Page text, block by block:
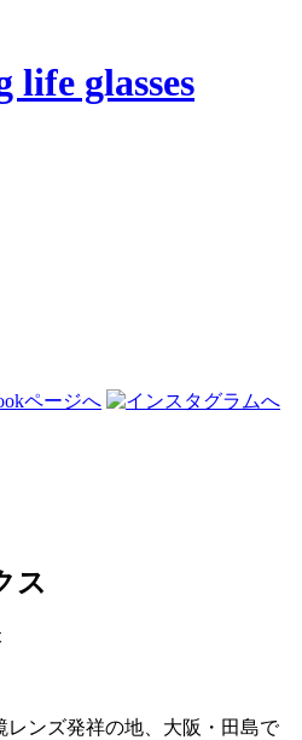
ス
ンズ発祥の地、大阪・田島で